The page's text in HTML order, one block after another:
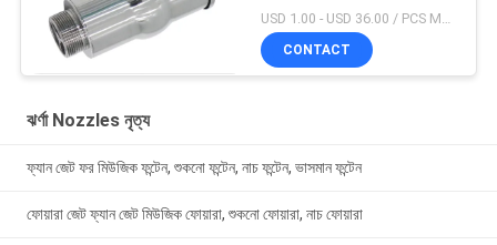
USD 1.00 - USD 36.00 / PCS MOQ:1 পিসিএস
CONTACT
ঝর্ণা Nozzles নৃত্য
ফ্যান জেট ফর মিউজিক ফন্টেন, শুকনো ফন্টেন, নাচ ফন্টেন, ভাসমান ফন্টেন
ফোয়ারা জেট ফ্যান জেট মিউজিক ফোয়ারা, শুকনো ফোয়ারা, নাচ ফোয়ারা